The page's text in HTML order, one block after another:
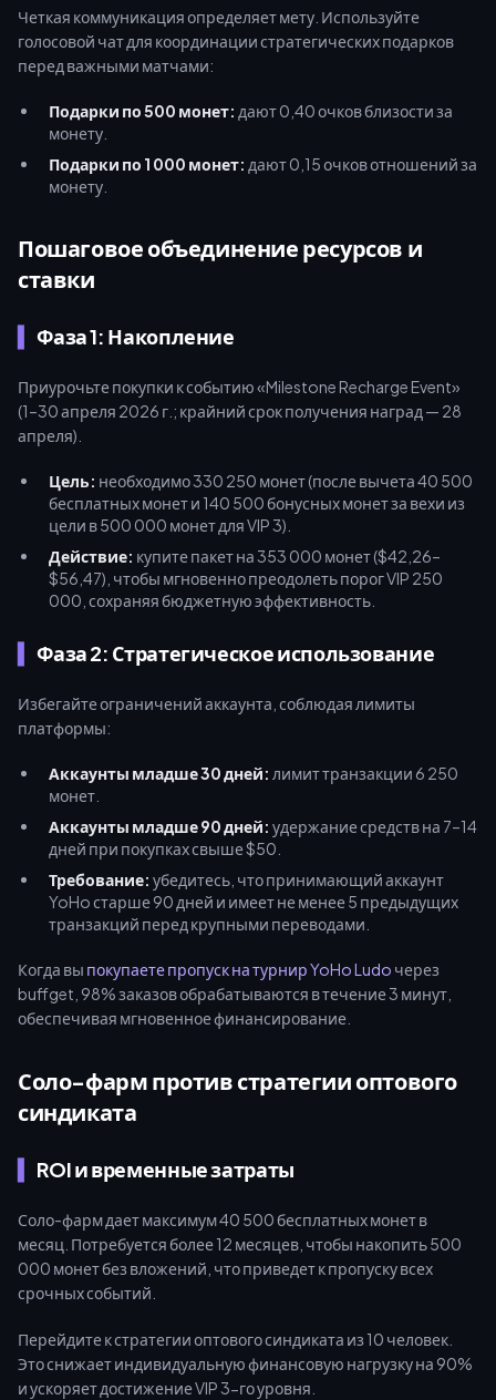
Четкая коммуникация определяет мету. Используйте
голосовой чат для координации стратегических подарков
перед важными матчами:
Подарки по 500 монет: дают 0,40 очков близости за
монету.
Подарки по 1 000 монет: дают 0,15 очков отношений за
монету.
Пошаговое объединение ресурсов и
ставки
Фаза 1: Накопление
Приурочьте покупки к событию «Milestone Recharge Event»
(1–30 апреля 2026 г.; крайний срок получения наград — 28
апреля).
Цель: необходимо 330 250 монет (после вычета 40 500
бесплатных монет и 140 500 бонусных монет за вехи из
цели в 500 000 монет для VIP 3).
Действие: купите пакет на 353 000 монет ($42,26–
$56,47), чтобы мгновенно преодолеть порог VIP 250
000, сохраняя бюджетную эффективность.
Фаза 2: Стратегическое использование
Избегайте ограничений аккаунта, соблюдая лимиты
платформы:
Аккаунты младше 30 дней: лимит транзакции 6 250
монет.
Аккаунты младше 90 дней: удержание средств на 7–14
дней при покупках свыше $50.
Требование: убедитесь, что принимающий аккаунт
YoHo старше 90 дней и имеет не менее 5 предыдущих
транзакций перед крупными переводами.
Когда вы покупаете пропуск на турнир YoHo Ludo через
buffget, 98% заказов обрабатываются в течение 3 минут,
обеспечивая мгновенное финансирование.
Соло-фарм против стратегии оптового
синдиката
ROI и временные затраты
Соло-фарм дает максимум 40 500 бесплатных монет в
месяц. Потребуется более 12 месяцев, чтобы накопить 500
000 монет без вложений, что приведет к пропуску всех
срочных событий.
Перейдите к стратегии оптового синдиката из 10 человек.
Это снижает индивидуальную финансовую нагрузку на 90%
и ускоряет достижение VIP 3-го уровня.